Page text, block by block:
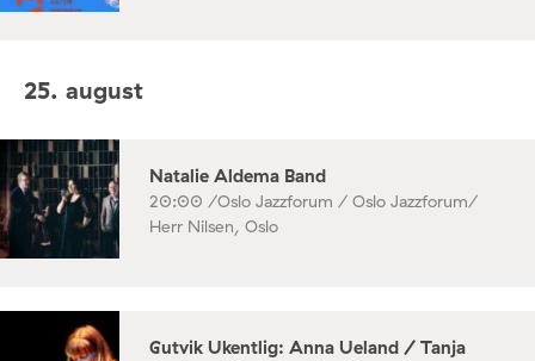
25. august
Natalie Aldema Band
20:00 /Oslo Jazzforum / Oslo Jazzforum/
Herr Nilsen, Oslo
Gutvik Ukentlig: Anna Ueland / Tanja